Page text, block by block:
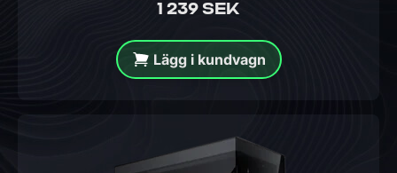
1 239 SEK
Lägg i kundvagn